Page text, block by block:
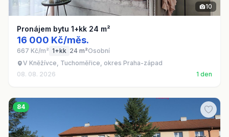
10
Pronájem bytu 1+kk 24 m²
16 000 Kč/měs.
667 Kč/m² 1+kk 24 m²Osobní
V Kněžívce, Tuchoměřice, okres Praha-západ
08. 08. 2026
1 den
84